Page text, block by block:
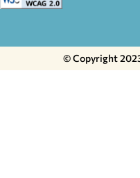
© Copyright